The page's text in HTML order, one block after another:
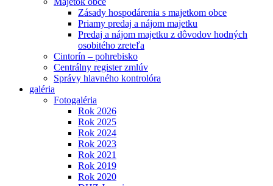
Zásady hospodárenia s majetkom obce
Priamy predaj a nájom majetku
Predaj a nájom majetku z dôvodov hodných
osobitého zreteľa
Cintorín – pohrebisko
Centrálny register zmlúv
Správy hlavného kontrolóra
galéria
Fotogaléria
Rok 2026
Rok 2025
Rok 2024
Rok 2023
Rok 2021
Rok 2019
Rok 2020